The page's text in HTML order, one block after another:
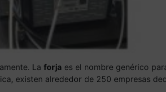
La forja es el nombre genérico
existen alrededor de 250 empresas